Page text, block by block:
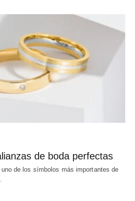
de boda perfectas
de los símbolos más importantes de